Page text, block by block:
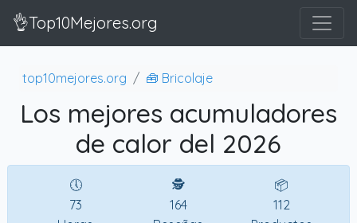
👌Top10Mejores.org
top10mejores.org 🧰 Bricolaje
Los mejores acumuladores
de calor del 2026
🕔
73
🕵
164
📦
112